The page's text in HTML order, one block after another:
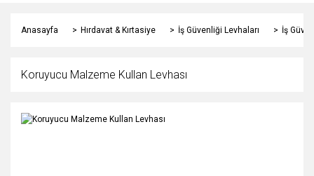
Anasayfa Hırdavat & Kırtasiye İş Güvenliği Levhaları İş
Koruyucu Malzeme Kullan Levhası